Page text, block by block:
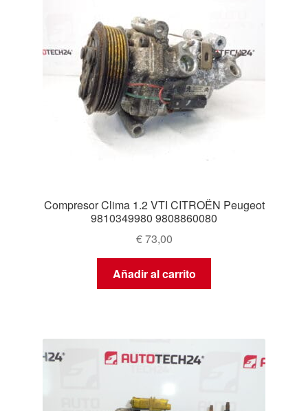
Compresor Clima 1.2 VTI CITROËN Peugeot
9810349980 9808860080
€73,00
Añadir al carrito